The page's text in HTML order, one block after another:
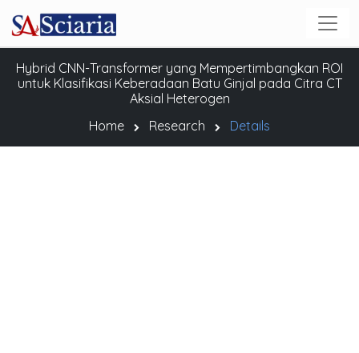
Hybrid CNN-Transformer yang Mempertimbangkan ROI
untuk Klasifikasi Keberadaan Batu Ginjal pada Citra CT
Aksial Heterogen
Home
Research Details